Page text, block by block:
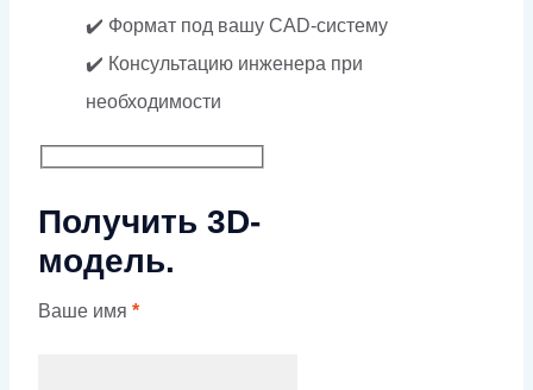
✔️ Формат под вашу CAD-систему
✔️ Консультацию инженера при
необходимости
Получить 3D-
модель.
Ваше имя *